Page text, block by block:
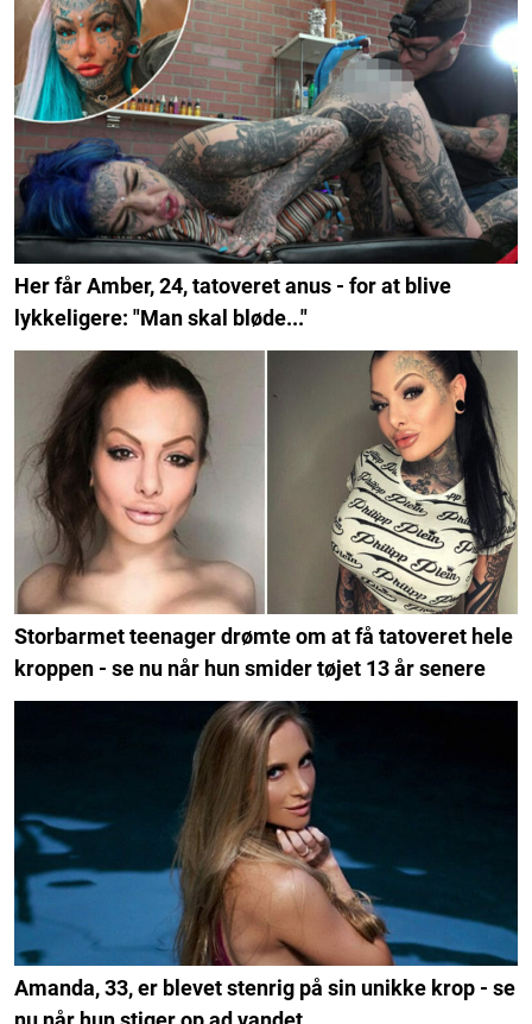
Her får Amber, 24, tatoveret anus - for at blive
lykkeligere: "Man skal bløde..."
Storbarmet teenager drømte om at få tatoveret hele
kroppen - se nu når hun smider tøjet 13 år senere
Amanda, 33, er blevet stenrig på sin unikke krop - se